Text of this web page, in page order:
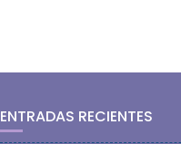
ENTRADAS RECIENTES